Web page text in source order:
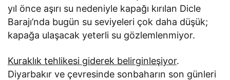
yıl önce aşırı su nedeniyle kapağı kırılan Dicle
Barajı’nda bugün su seviyeleri çok daha düşük;
kapağa ulaşacak yeterli su gözlemlenmiyor.
Kuraklık tehlikesi giderek belirginleşiyor.
Diyarbakır ve çevresinde sonbaharın son günleri